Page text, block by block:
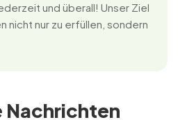
und überall! Unser Ziel
nicht nur zu erfüllen, sondern
Nachrichten